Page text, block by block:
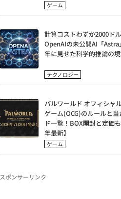
ゲーム
計算コストわずか2000ドル
OpenAIの未公開AI「Astra
年に見せた科学的推論の
テクノロジー
パルワールド オフィシャ
ゲーム(OCG)のルールと当
ド一覧！BOX開封と定価
年最新】
ゲーム
スポンサーリンク